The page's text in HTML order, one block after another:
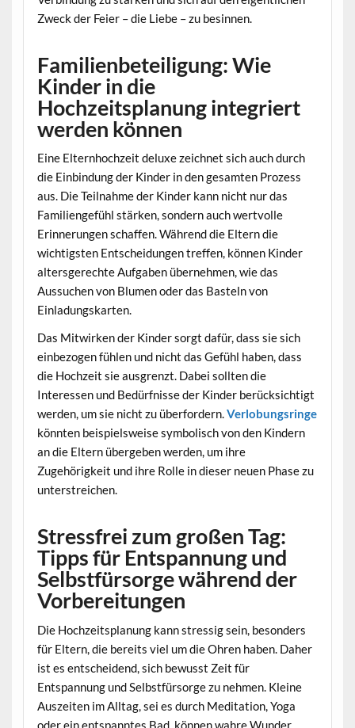
Zweck der Feier – die Liebe – zu besinnen.
Familienbeteiligung: Wie
Kinder in die
Hochzeitsplanung integriert
werden können
Eine Elternhochzeit deluxe zeichnet sich auch durch
die Einbindung der Kinder in den gesamten Prozess
aus. Die Teilnahme der Kinder kann nicht nur das
Familiengefühl stärken, sondern auch wertvolle
Erinnerungen schaffen. Während die Eltern die
wichtigsten Entscheidungen treffen, können Kinder
altersgerechte Aufgaben übernehmen, wie das
Aussuchen von Blumen oder das Basteln von
Einladungskarten.
Das Mitwirken der Kinder sorgt dafür, dass sie sich
einbezogen fühlen und nicht das Gefühl haben, dass
die Hochzeit sie ausgrenzt. Dabei sollten die
Interessen und Bedürfnisse der Kinder berücksichtigt
werden, um sie nicht zu überfordern.Verlobungsringe
könnten beispielsweise symbolisch von den Kindern
an die Eltern übergeben werden, um ihre
Zugehörigkeit und ihre Rolle in dieser neuen Phase zu
unterstreichen.
Stressfrei zum großen Tag:
Tipps für Entspannung und
Selbstfürsorge während der
Vorbereitungen
Die Hochzeitsplanung kann stressig sein, besonders
für Eltern, die bereits viel um die Ohren haben. Daher
ist es entscheidend, sich bewusst Zeit für
Entspannung und Selbstfürsorge zu nehmen. Kleine
Auszeiten im Alltag, sei es durch Meditation, Yoga
oder ein entspanntes Bad, können wahre Wunder